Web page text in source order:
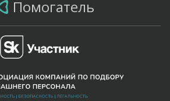
Помогатель